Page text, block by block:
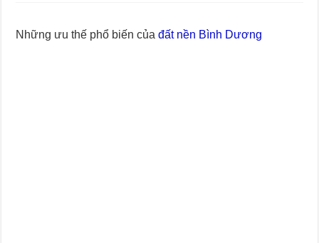
Những ưu thế phổ biến củađất nền Bình Dương